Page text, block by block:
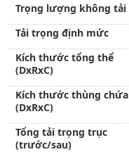
Trọng lượng không tải
Tải trọng định mức
Kích thước tổng thể
(DxRxC)
Kích thước thùng chứa
(DxRxC)
Tổng tải trọng trục
(trước/sau)